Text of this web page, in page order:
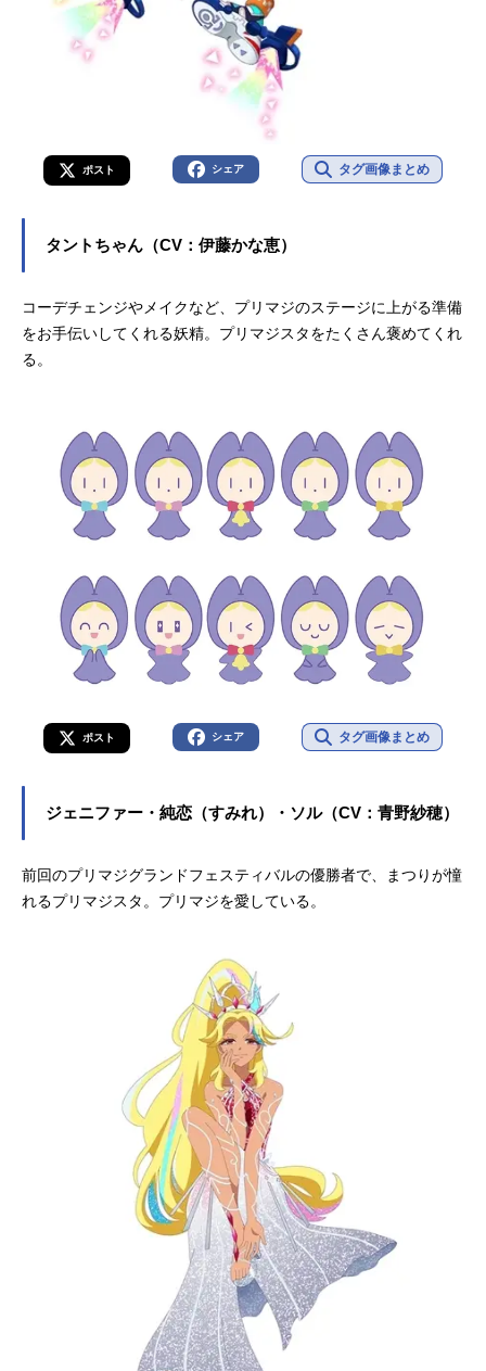
ポスト シェア タグ画像まとめ
タントちゃん（CV：伊藤かな恵）
コーデチェンジやメイクなど、プリマジのステージに上がる準備
をお手伝いしてくれる妖精。プリマジスタをたくさん褒めてくれ
る。
ポスト シェア タグ画像まとめ
ジェニファー・純恋（すみれ）・ソル（CV：青野紗穂）
前回のプリマジグランドフェスティバルの優勝者で、まつりが憧
れるプリマジスタ。プリマジを愛している。